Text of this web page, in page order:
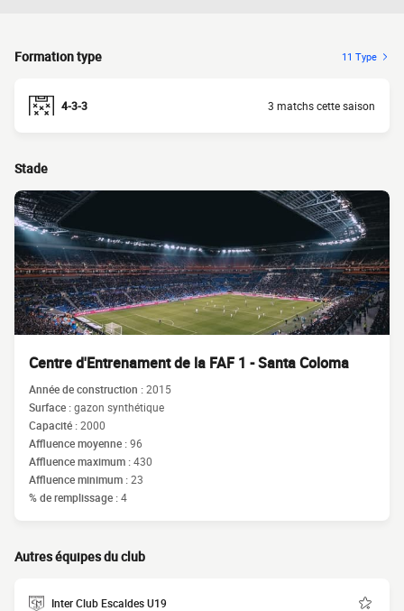
Formation type 11 Type
4-3-3 3 matchs cette saison
Stade
Centre d'Entrenament de la FAF 1 - Santa Coloma
Année de construction :2015
Surface :gazon synthétique
Capacité :2000
Affluence moyenne :96
Affluence maximum :430
Affluence minimum :23
% de remplissage :4
Autres équipes du club
Inter Club Escaldes U19